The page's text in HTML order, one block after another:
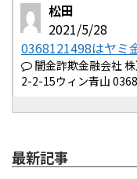
松田
2021/5/28
0368121498はヤミ
闇金詐欺金融会社
2-2-15ウィン青山
最新記事